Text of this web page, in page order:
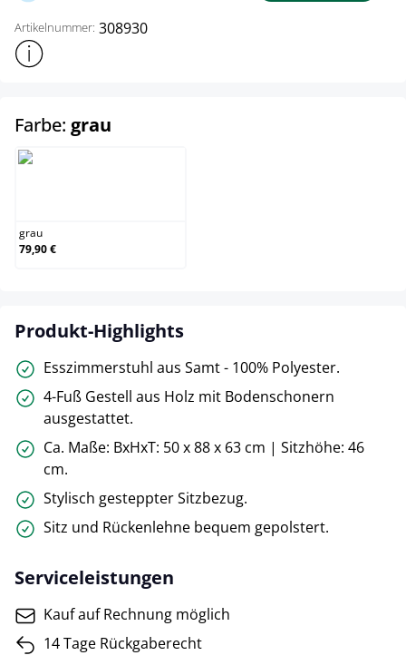
Artikelnummer: 308930
Weitere Produktinformationen anzeigen
Farbe: grau
grau
79,90 €
Produkt-Highlights
Esszimmerstuhl aus Samt - 100% Polyester.
4-Fuß Gestell aus Holz mit Bodenschonern
ausgestattet.
Ca. Maße: BxHxT: 50 x 88 x 63 cm | Sitzhöhe: 46
cm.
Stylisch gesteppter Sitzbezug.
Sitz und Rückenlehne bequem gepolstert.
Serviceleistungen
Kauf auf Rechnung möglich
14 Tage Rückgaberecht